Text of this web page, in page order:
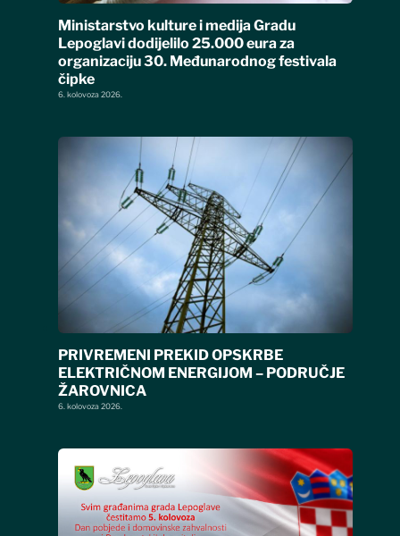
Ministarstvo kulture i medija Gradu
Lepoglavi dodijelilo 25.000 eura za
organizaciju 30. Međunarodnog festivala
čipke
6. kolovoza 2026.
PRIVREMENI PREKID OPSKRBE
ELEKTRIČNOM ENERGIJOM – PODRUČJE
ŽAROVNICA
6. kolovoza 2026.